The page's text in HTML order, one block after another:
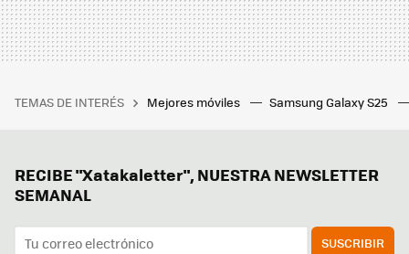
TEMAS DE INTERÉS Mejores móviles Samsung Galaxy S25
RECIBE "Xatakaletter", NUESTRA NEWSLETTER
SEMANAL
SUSCRIBIR